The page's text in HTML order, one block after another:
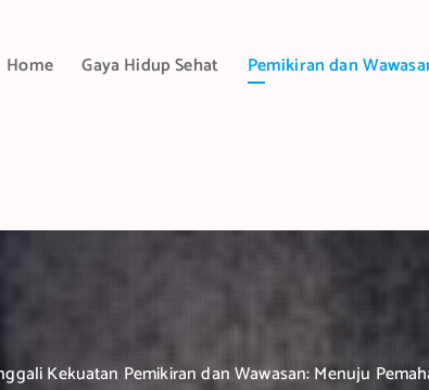
Home Gaya Hidup Sehat Pemikiran dan
Kekuatan Pemikiran dan Wawasan: Menuju